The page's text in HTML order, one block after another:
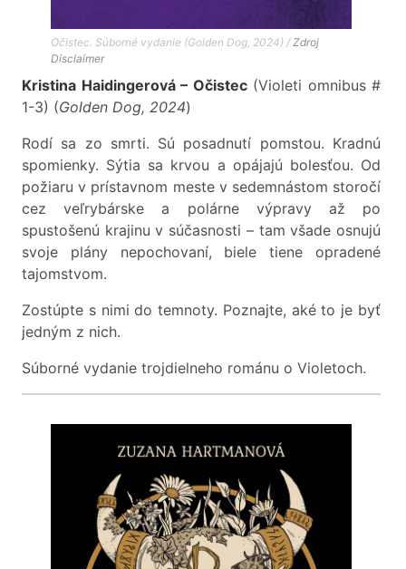
Očistec. Súborné vydanie (Golden Dog, 2024) / Zdroj
Disclaimer
Kristina Haidingerová – Očistec(Violeti omnibus #
1-3) (Golden Dog, 2024)
Rodí sa zo smrti. Sú posadnutí pomstou. Kradnú
spomienky. Sýtia sa krvou a opájajú bolesťou. Od
požiaru v prístavnom meste v sedemnástom storočí
cez veľrybárske a polárne výpravy až po
spustošenú krajinu v súčasnosti – tam všade osnujú
svoje plány nepochovaní, biele tiene opradené
tajomstvom.
Zostúpte s nimi do temnoty. Poznajte, aké to je byť
jedným z nich.
Súborné vydanie trojdielneho románu o Violetoch.